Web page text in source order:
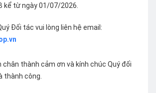
kể từ ngày 01/07/2026.
Đối tác vui lòng liên hệ email:
chân thành cảm ơn và kính chúc Quý đối
thành công.